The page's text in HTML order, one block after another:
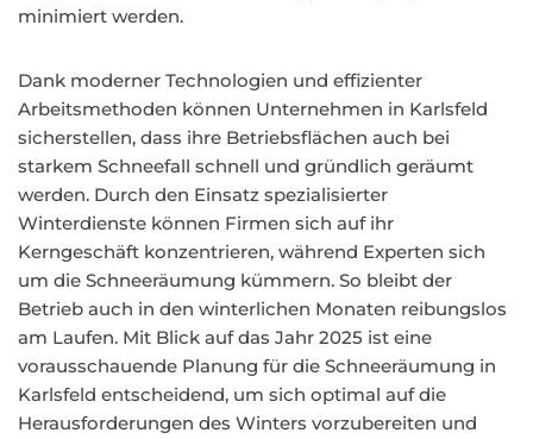
minimiert werden.
Dank moderner Technologien und effizienter
Arbeitsmethoden können Unternehmen in Karlsfeld
sicherstellen, dass ihre Betriebsflächen auch bei
starkem Schneefall schnell und gründlich geräumt
werden. Durch den Einsatz spezialisierter
Winterdienste können Firmen sich auf ihr
Kerngeschäft konzentrieren, während Experten sich
um die Schneeräumung kümmern. So bleibt der
Betrieb auch in den winterlichen Monaten reibungslos
am Laufen. Mit Blick auf das Jahr 2025 ist eine
vorausschauende Planung für die Schneeräumung in
Karlsfeld entscheidend, um sich optimal auf die
Herausforderungen des Winters vorzubereiten und